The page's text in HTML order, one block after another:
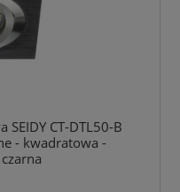
CT-DTL50-B
- kwadratowa -